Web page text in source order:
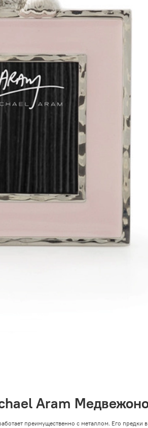
Aram
преимущественно с металлом. Его